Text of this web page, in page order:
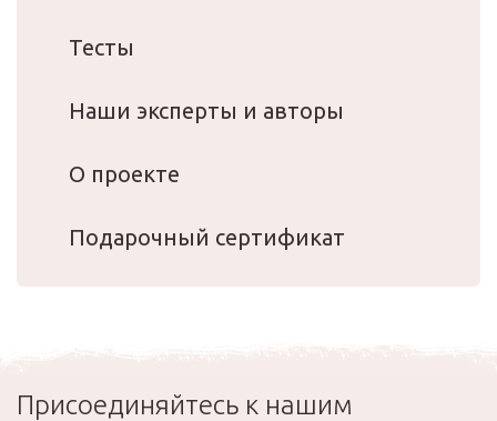
Тесты
Наши эксперты и авторы
О проекте
Подарочный сертификат
Присоединяйтесь к нашим